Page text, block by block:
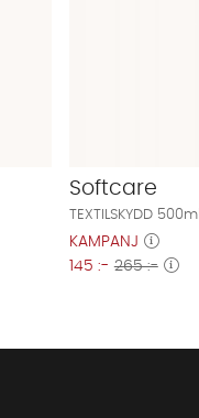
Softcare
TEXTILSKYDD 500ml
KAMPANJ
145 :- 265 :-